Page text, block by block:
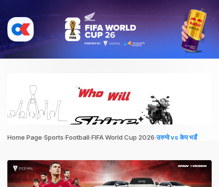
Home Page›Sports›Football›FIFA World Cup 2026›उरुग्वे vs केप भर्डे